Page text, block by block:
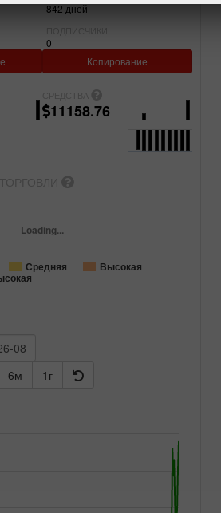
842дней
0
Копирование
11158.76
Средняя
Высокая
Loading...
6м 1г